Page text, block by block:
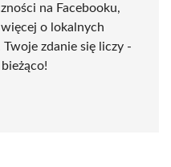
na Facebooku,
o lokalnych
zdanie się liczy -